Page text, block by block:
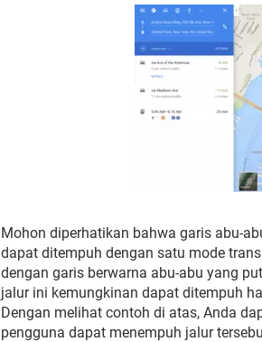
Mohon diperhatikan bahwa garis abu-
dapat ditempuh dengan satu mode
dengan garis berwarna abu-abu yang
jalur ini kemungkinan dapat ditempuh
Dengan melihat contoh di atas, Anda
pengguna dapat menempuh jalur